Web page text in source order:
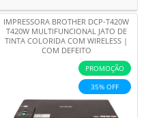
IMPRESSORA BROTHER DCP-T420W
T420W MULTIFUNCIONAL JATO DE
TINTA COLORIDA COM WIRELESS |
COM DEFEITO
PROMOÇÃO
35% OFF